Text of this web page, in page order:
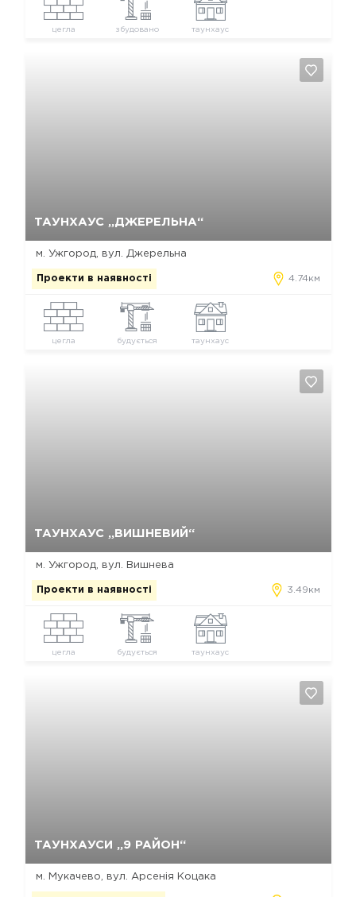
цегла збудовано таунхаус
ТАУНХАУС „ДЖЕРЕЛЬНА“
м. Ужгород, вул. Джерельна
Проекти в наявності 4.74км
цегла будується таунхаус
ТАУНХАУС „ВИШНЕВИЙ“
м. Ужгород, вул. Вишнева
Проекти в наявності 3.49км
цегла будується таунхаус
ТАУНХАУСИ „9 РАЙОН“
м. Мукачево, вул. Арсенія Коцака